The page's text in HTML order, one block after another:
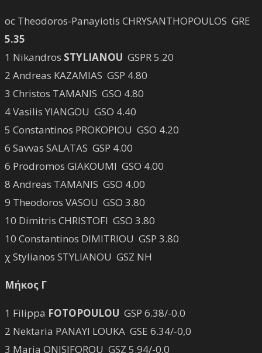
oc Theodoros-Panayiotis CHRYSANTHOPOULOS GRE
5.35
1 Nikandros STYLIANOU GSPR 5.20
2 Andreas KAZAMIAS GSP 4.80
3 Christos TAMANIS GSO 4.80
4 Vasilis YIANGOU GSO 4.40
5 Constantinos PROKOPIOU GSO 4.20
6 Savvas SALATAS GSP 4.00
6 Prodromos GIAKOUMI GSO 4.00
8 Andreas TAMANIS GSO 4.00
9 Theodoros VASOU GSO 3.80
10 Dimitris CHRISTOFI GSO 3.80
10 Constantinos DIMITRIOU GSP 3.80
χ Stylianos STYLIANOU GSZ NH
Μήκος Γ
1 Filippa FOTOPOULOU GSP 6.38/-0.0
2 Nektaria PANAYI LOUKA GSE 6.34/-0,0
3 Maria ONISIFOROU GSZ 5.94/-0,0